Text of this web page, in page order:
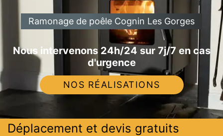
Ramonage de poêle Cognin Les Gorges
Nous intervenons 24h/24 sur 7j/7 en cas
d'urgence
NOS RÉALISATIONS
Déplacement et devis gratuits